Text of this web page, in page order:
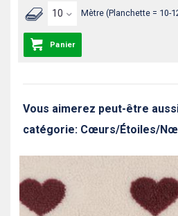
Mètre (Planchette = 10-
Panier
Vous aimerez peut-être
catégorie: Cœurs/Étoiles/